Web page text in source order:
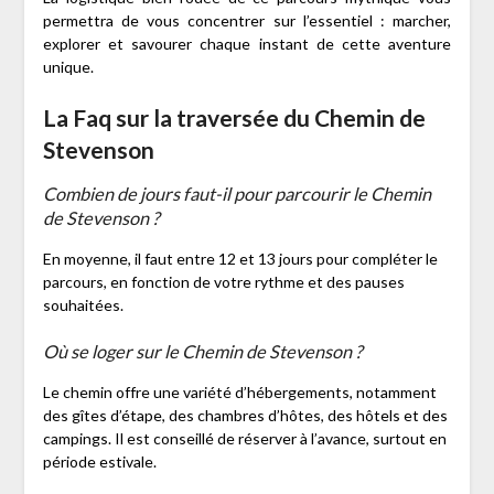
permettra de vous concentrer sur l’essentiel : marcher,
explorer et savourer chaque instant de cette aventure
unique.
La Faq sur la traversée du Chemin de
Stevenson
Combien de jours faut-il pour parcourir le Chemin
de Stevenson ?
En moyenne, il faut entre 12 et 13 jours pour compléter le
parcours, en fonction de votre rythme et des pauses
souhaitées.
Où se loger sur le Chemin de Stevenson ?
Le chemin offre une variété d’hébergements, notamment
des gîtes d’étape, des chambres d’hôtes, des hôtels et des
campings. Il est conseillé de réserver à l’avance, surtout en
période estivale.